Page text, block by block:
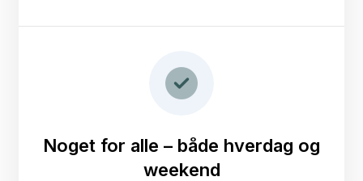
Noget for alle – både hverdag og
weekend